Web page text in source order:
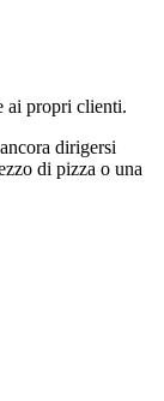
ai propri clienti.
dirigersi
di pizza o una